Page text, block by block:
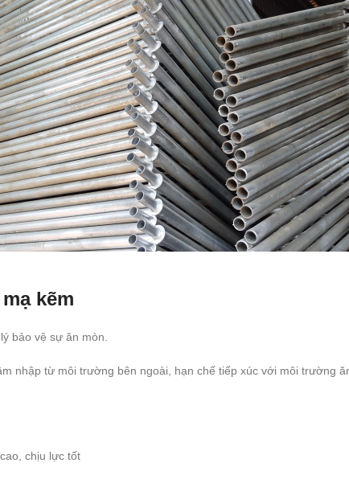
kẽm
bảo vệ sự ăn mòn.
nhập từ môi trường bên ngoài, hạn chế tiếp xúc với môi trường
chịu lực tốt